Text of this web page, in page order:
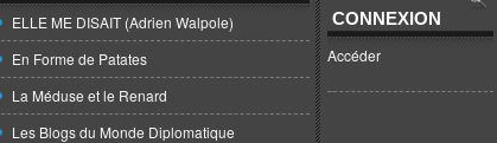
ELLE ME DISAIT (Adrien Walpole)
En Forme de Patates
La Méduse et le Renard
Les Blogs du Monde Diplomatique
CONNEXION
Accéder